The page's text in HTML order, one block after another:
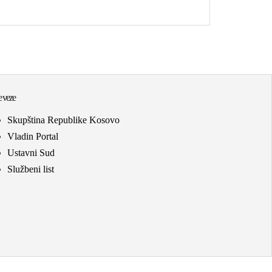
veze
Skupština Republike Kosovo
Vladin Portal
Ustavni Sud
Službeni list